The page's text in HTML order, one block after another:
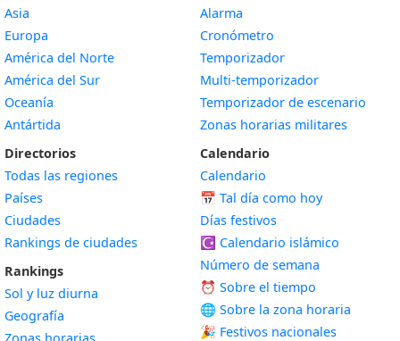
Asia
Europa
América del Norte
América del Sur
Oceanía
Antártida
Directorios
Todas las regiones
Países
Ciudades
Rankings de ciudades
Rankings
Sol y luz diurna
Geografía
Alarma
Cronómetro
Temporizador
Multi-temporizador
Temporizador de escenario
Zonas horarias militares
Calendario
Calendario
📅 Tal día como hoy
Días festivos
☪️ Calendario islámico
Número de semana
⏰ Sobre el tiempo
🌐 Sobre la zona horaria
🎉 Festivos nacionales